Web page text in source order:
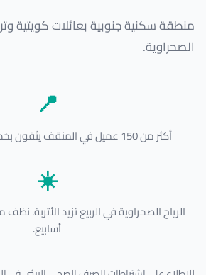
منطقة سكنية جنوبية بعائلات كويتية
الصحراوية.
📍
أكثر من 150 عميل في المنقف يثقون بخدمات التنظيف لدينا.
☀️
أسابيع.